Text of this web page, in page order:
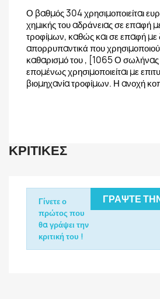
Ο βαθμός 304 χρησιμοποιείται
χημικής του αδράνειας σε επαφή
τροφίμων, καθώς και σε επαφή με
απορρυπαντικά που
καθαρισμό του , [1065 Ο σωλήνας
επομένως χρησιμοποιείται με
βιομηχανία τροφίμων. Η ανοχή
ΚΡΙΤΙΚΈΣ
ΓΡΆΨΤΕ
Γίνετε ο
πρώτος που
θα γράψει την
κριτική του !